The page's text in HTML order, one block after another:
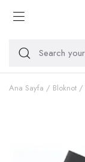
Ana Sayfa Bloknot